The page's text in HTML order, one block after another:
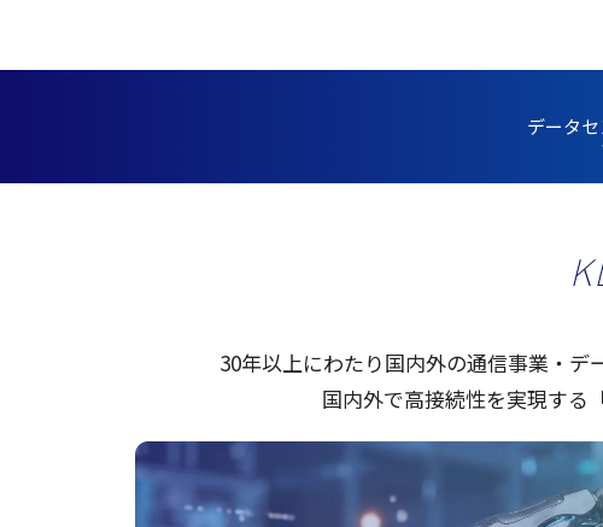
データ
30年以上にわたり国内外の通信事業 ・デ
国内外で高接続性を実現する